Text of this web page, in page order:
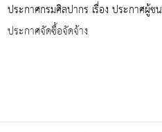
ประกาศกรมศิลปากร เรื่อง ประกาศผู้ช
ประกาศจัดซื้อจัดจ้าง